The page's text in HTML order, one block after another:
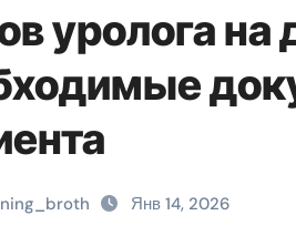
уролога
Янв 14, 2026